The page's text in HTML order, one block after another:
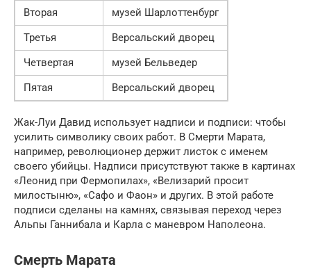
Вторая
музей Шарлоттенбург
Третья
Версальский дворец
Четвертая
музей Бельведер
Пятая
Версальский дворец
Жак-Луи Давид использует надписи и подписи: чтобы
усилить символику своих работ. В Смерти Марата,
например, революционер держит листок с именем
своего убийцы. Надписи присутствуют также в картинах
«Леонид при Фермопилах», «Велизарий просит
милостыню», «Сафо и Фаон» и других. В этой работе
подписи сделаны на камнях, связывая переход через
Альпы Ганнибала и Карла с маневром Наполеона.
Смерть Марата